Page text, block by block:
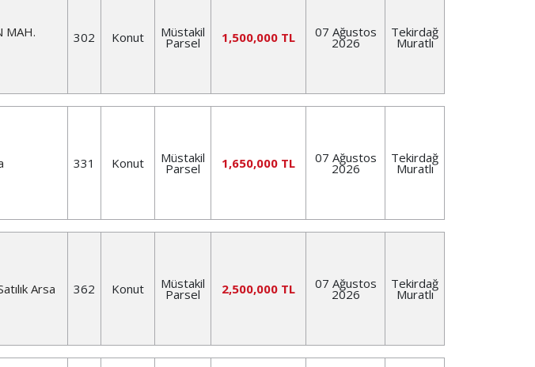
MAH. 302 Konut Müstakil
Parsel 1,500,000 TL 07 Ağustos
2026
Tekirdağ
Muratlı
331 Konut Müstakil
Parsel 1,650,000 TL 07 Ağustos
2026
Tekirdağ
Muratlı
Arsa 362 Konut Müstakil
Parsel 2,500,000 TL 07 Ağustos
2026
Tekirdağ
Muratlı